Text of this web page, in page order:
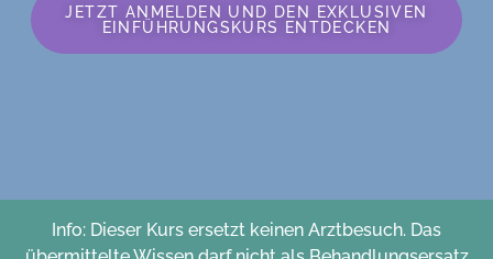
JETZT ANMELDEN UND DEN EXKLUSIVEN
EINFÜHRUNGSKURS ENTDECKEN
Info: Dieser Kurs ersetzt keinen Arztbesuch. Das